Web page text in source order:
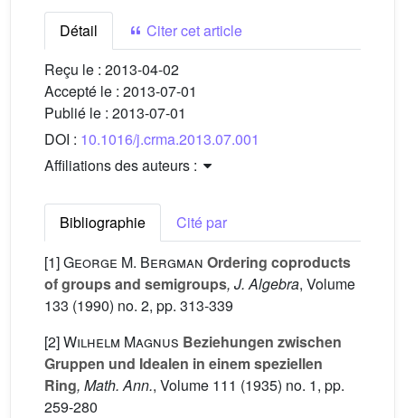
Détail
Citer cet article
Reçu le : 2013-04-02
Accepté le : 2013-07-01
Publié le : 2013-07-01
DOI : 10.1016/j.crma.2013.07.001
Affiliations des auteurs :
Bibliographie
Cité par
[1]George M. Bergman Ordering coproducts
of groups and semigroups, J. Algebra, Volume
133 (1990) no. 2, pp. 313-339
[2]Wilhelm Magnus Beziehungen zwischen
Gruppen und Idealen in einem speziellen
Ring, Math. Ann., Volume 111 (1935) no. 1, pp.
259-280